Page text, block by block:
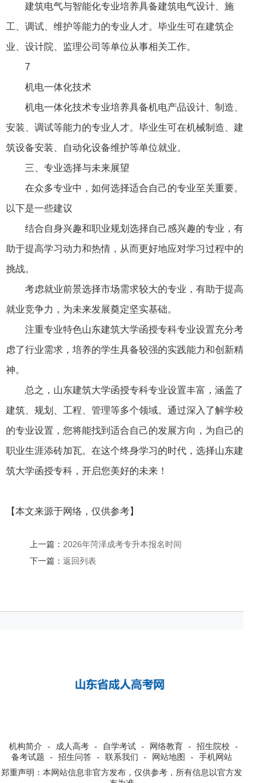
建筑电气与智能化专业培养具备建筑电气设计、施
工、调试、维护等能力的专业人才。毕业生可在建筑企
业、设计院、监理公司等单位从事相关工作。
7
机电一体化技术
机电一体化技术专业培养具备机电产品设计、制造、
安装、调试等能力的专业人才。毕业生可在机械制造、建
筑设备安装、自动化设备维护等单位就业。
三、专业选择与未来展望
在众多专业中，如何选择适合自己的专业至关重要。
以下是一些建议
结合自身兴趣和职业规划选择自己感兴趣的专业，有
助于提高学习动力和热情，从而更好地应对学习过程中的
挑战。
考虑就业前景选择市场需求较大的专业，有助于提高
就业竞争力，为未来发展奠定坚实基础。
注重专业特色山东建筑大学函授专科专业设置充分考
虑了行业需求，培养的学生具备较强的实践能力和创新精
神。
总之，山东建筑大学函授专科专业设置丰富，涵盖了
建筑、规划、工程、管理等多个领域。通过深入了解学校
的专业设置，您将能找到适合自己的发展方向，为自己的
职业生涯添砖加瓦。在这个终身学习的时代，选择山东建
筑大学函授专科，开启您美好的未来！
【本文来源于网络，仅供参考】
上一篇： 2026年菏泽成考专升本报名时间
下一篇： 返回列表
机构简介 - 成人高考 - 自学考试 - 网络教育 - 招生院校
-
备考试题
- 招生问答 - 联系我们 - 网站地图 -
手机网站
郑重声明：本网站信息非官方发布，仅供参考，所有信息以官方发